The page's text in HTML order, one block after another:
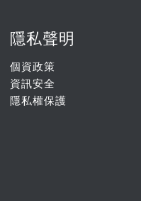
隱私聲明
個資政策
資訊安全
隱私權保護